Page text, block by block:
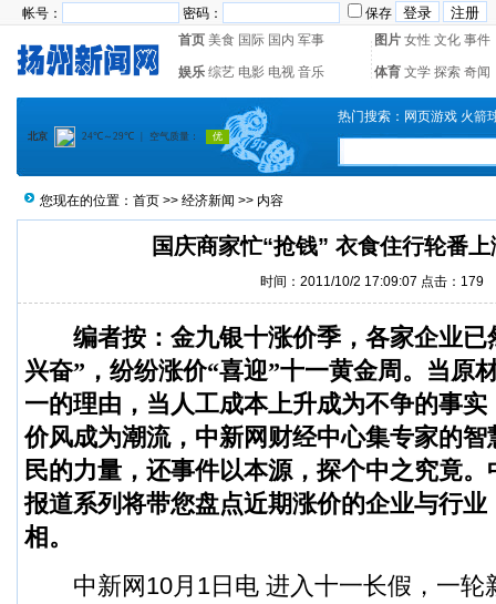
帐号： 密码：
保存
首页 美食 国际 国内 军事 图片 女性 文化 事件
娱乐 综艺 电影 电视 音乐 体育 文学 探索 奇闻
热门搜索： 网页游戏 火箭
您现在的位置： 首页 >> 经济新闻 >> 内容
国庆商家忙“抢钱” 衣食住行轮番
时间：2011/10/2 17:09:07 点击： 179
编者按：金九银十涨价季，各家企业已
兴奋”，纷纷涨价“喜迎”十一黄金周。当原
一的理由，当人工成本上升成为不争的事实
价风成为潮流，中新网财经中心集专家的
民的力量，还事件以本源，探个中之究竟
报道系列将带您盘点近期涨价的企业与行
相。
中新网10月1日电 进入十一长假，一轮